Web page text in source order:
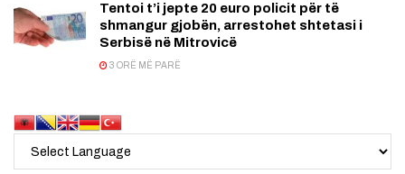
Tentoi t’i jepte 20 euro policit për të
shmangur gjobën, arrestohet shtetasi i
Serbisë në Mitrovicë
3 ORË MË PARË